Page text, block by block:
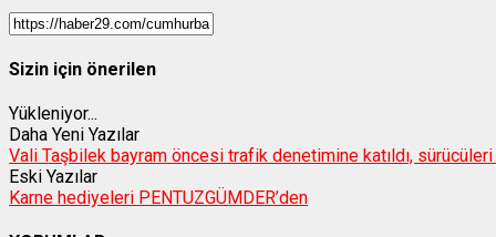
Sizin için önerilen
Yükleniyor...
Daha Yeni Yazılar
Vali Taşbilek bayram öncesi trafik denetimine katıldı, sürücüleri
Eski Yazılar
Karne hediyeleri PENTUZGÜMDER’den